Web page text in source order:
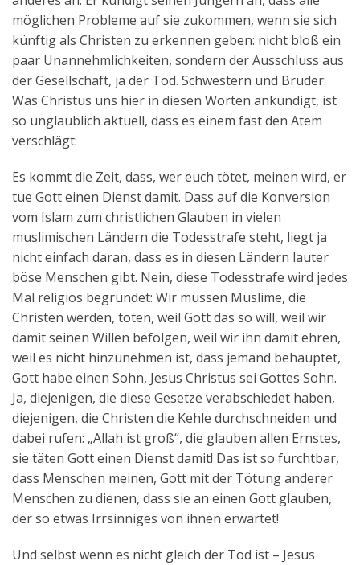
möglichen Probleme auf sie zukommen, wenn sie sich
künftig als Christen zu erkennen geben: nicht bloß ein
paar Unannehmlichkeiten, sondern der Ausschluss aus
der Gesellschaft, ja der Tod. Schwestern und Brüder:
Was Christus uns hier in diesen Worten ankündigt, ist
so unglaublich aktuell, dass es einem fast den Atem
verschlägt:
Es kommt die Zeit, dass, wer euch tötet, meinen wird, er
tue Gott einen Dienst damit. Dass auf die Konversion
vom Islam zum christlichen Glauben in vielen
muslimischen Ländern die Todesstrafe steht, liegt ja
nicht einfach daran, dass es in diesen Ländern lauter
böse Menschen gibt. Nein, diese Todesstrafe wird jedes
Mal religiös begründet: Wir müssen Muslime, die
Christen werden, töten, weil Gott das so will, weil wir
damit seinen Willen befolgen, weil wir ihn damit ehren,
weil es nicht hinzunehmen ist, dass jemand behauptet,
Gott habe einen Sohn, Jesus Christus sei Gottes Sohn.
Ja, diejenigen, die diese Gesetze verabschiedet haben,
diejenigen, die Christen die Kehle durchschneiden und
dabei rufen: „Allah ist groß“, die glauben allen Ernstes,
sie täten Gott einen Dienst damit! Das ist so furchtbar,
dass Menschen meinen, Gott mit der Tötung anderer
Menschen zu dienen, dass sie an einen Gott glauben,
der so etwas Irrsinniges von ihnen erwartet!
Und selbst wenn es nicht gleich der Tod ist – Jesus